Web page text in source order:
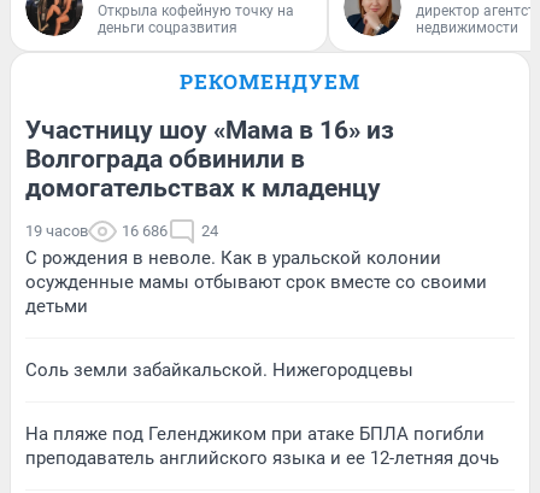
Открыла кофейную точку на
деньги соцразвития
директор
недвижимости
РЕКОМЕНДУЕМ
Участницу шоу «Мама в 16» из
Волгограда обвинили в
домогательствах к младенцу
19 часов 16 686 24
С рождения в неволе. Как в уральской колонии
осужденные мамы отбывают срок вместе со своими
детьми
Соль земли забайкальской. Нижегородцевы
На пляже под Геленджиком при атаке БПЛА погибли
преподаватель английского языка и ее 12-летняя дочь